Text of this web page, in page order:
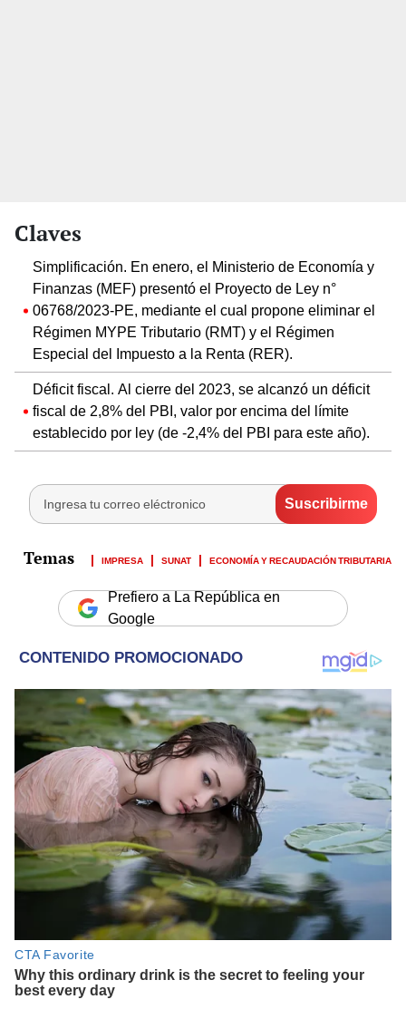
Claves
Simplificación. En enero, el Ministerio de Economía y
Finanzas (MEF) presentó el Proyecto de Ley n°
06768/2023-PE, mediante el cual propone eliminar el
Régimen MYPE Tributario (RMT) y el Régimen
Especial del Impuesto a la Renta (RER).
Déficit fiscal. Al cierre del 2023, se alcanzó un déficit
fiscal de 2,8% del PBI, valor por encima del límite
establecido por ley (de -2,4% del PBI para este año).
IMPRESA SUNAT ECONOMÍA Y RECAUDACIÓN TRIBUTARIA
Prefiero a La República en
Google